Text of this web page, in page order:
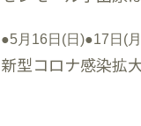
●5月16日(日)●17日(
新型コロナ感染拡